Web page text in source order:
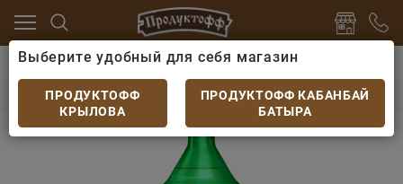
Лимонады и газированные напитки
Напиток Спрайт 1л
Выберите удобный для себя магазин
ПРОДУКТОФФ
КРЫЛОВА
ПРОДУКТОФФ КАБАНБАЙ
БАТЫРА